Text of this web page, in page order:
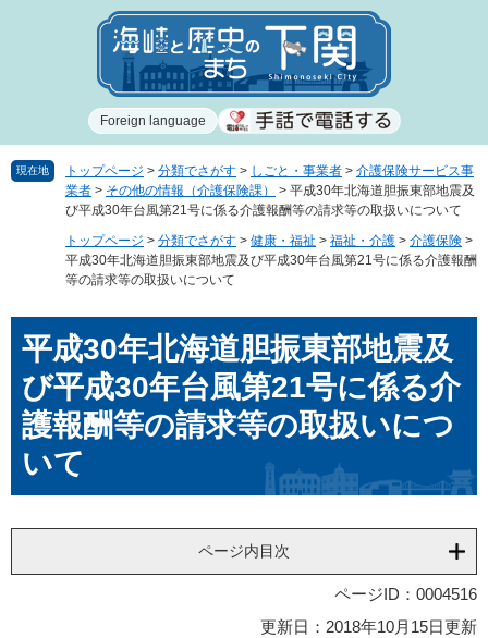
で
ば
Foreign language
現在地 トップページ > 分類でさがす > しごと・事業者 > 介護保険サービス事
業者 > その他の情報（介護保険課） > 平成30年北海道胆振東部地震及
び平成30年台風第21号に係る介護報酬等の請求等の取扱いについて
トップページ > 分類でさがす > 健康・福祉 > 福祉・介護 > 介護保険 >
平成30年北海道胆振東部地震及び平成30年台風第21号に係る介護報酬
等の請求等の取扱いについて
文平成30年北海道胆振東部地震及
び平成30年台風第21号に係る介
護報酬等の請求等の取扱いにつ
いて
ページ内目次
ページID：0004516
更新日：2018年10月15日更新